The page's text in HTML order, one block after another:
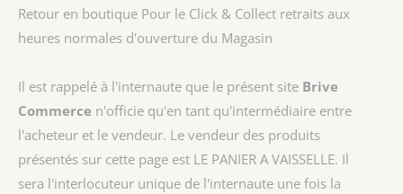
Retour en boutique Pour le Click & Collect retraits aux
heures normales d'ouverture du Magasin
Il est rappelé à l'internaute que le présent site Brive
Commerce n'officie qu'en tant qu'intermédiaire entre
l'acheteur et le vendeur. Le vendeur des produits
présentés sur cette page est LE PANIER A VAISSELLE. Il
sera l'interlocuteur unique de l'internaute une fois la